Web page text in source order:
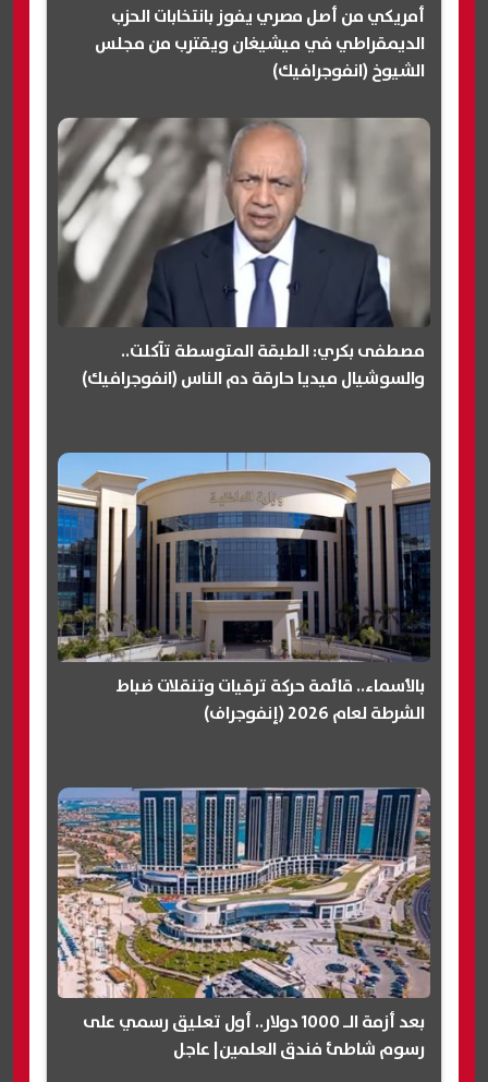
أمريكي من أصل مصري يفوز بانتخابات الحزب
الديمقراطي في ميشيغان ويقترب من مجلس
الشيوخ (انفوجرافيك)
مصطفى بكري: الطبقة المتوسطة تآكلت..
والسوشيال ميديا حارقة دم الناس (انفوجرافيك)
بالأسماء.. قائمة حركة ترقيات وتنقلات ضباط
الشرطة لعام 2026 (إنفوجراف)
بعد أزمة الـ 1000 دولار.. أول تعليق رسمي على
رسوم شاطئ فندق العلمين| عاجل